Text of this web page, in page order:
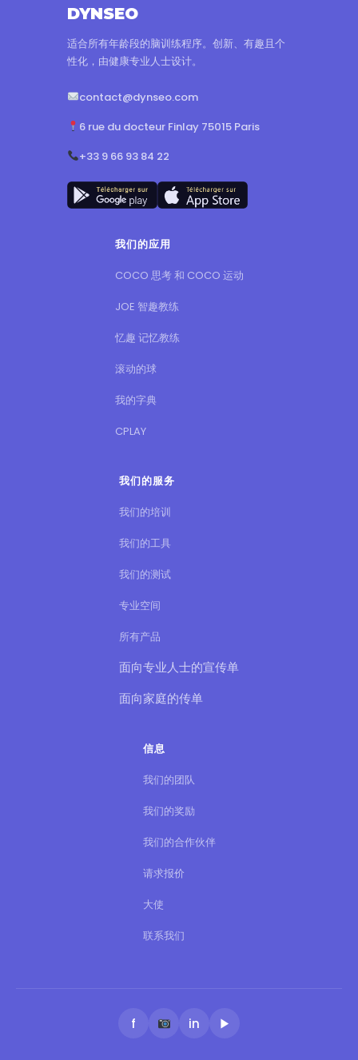
DYNSEO
适合所有年龄段的脑训练程序。创新、有趣且个
性化，由健康专业人士设计。
contact@dynseo.com
6 rue du docteur Finlay 75015 Paris
+33 9 66 93 84 22
我们的应用
COCO 思考 和 COCO 运动
JOE 智趣教练
忆趣 记忆教练
滚动的球
我的字典
CPLAY
我们的服务
我们的培训
我们的工具
我们的测试
专业空间
所有产品
面向专业人士的宣传单
面向家庭的传单
信息
我们的团队
我们的奖励
我们的合作伙伴
请求报价
大使
联系我们
f in ▶